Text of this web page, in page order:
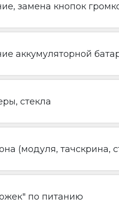
замена кнопок
аккумуляторной
стекла
(модуля, тачскрина,
по питанию